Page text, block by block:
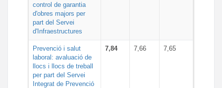
control de garantia
d'obres majors per
part del Servei
d'Infraestructures
Prevenció i salut
laboral: avaluació de
llocs i llocs de treball
per part del Servei
Integrat de Prevenció
7,84 7,66 7,65